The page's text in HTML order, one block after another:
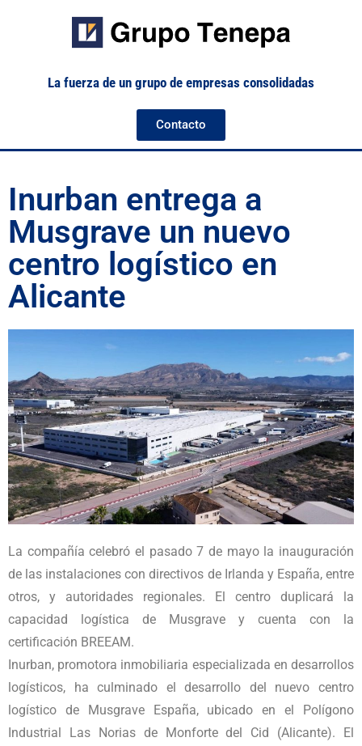
La fuerza de un grupo de empresas consolidadas
Contacto
Inurban entrega a
Musgrave un nuevo
centro logístico en
Alicante
La compañía celebró el pasado 7 de mayo la inauguración
de las instalaciones con directivos de Irlanda y España, entre
otros, y autoridades regionales. El centro duplicará la
capacidad logística de Musgrave y cuenta con la
certificación BREEAM.
Inurban, promotora inmobiliaria especializada en desarrollos
logísticos, ha culminado el desarrollo del nuevo centro
logístico de Musgrave España, ubicado en el Polígono
Industrial Las Norias de Monforte del Cid (Alicante). El